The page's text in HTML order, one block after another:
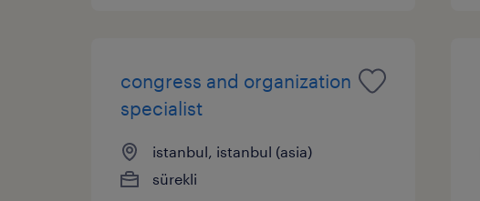
congress and organization
specialist
istanbul, istanbul (asia)
sürekli